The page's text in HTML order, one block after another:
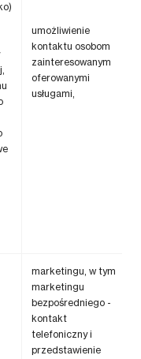
umożliwienie
kontaktu osobom
zainteresowanym
oferowanymi
usługami,
marketingu, w tym
marketingu
bezpośredniego -
kontakt
telefoniczny i
przedstawienie